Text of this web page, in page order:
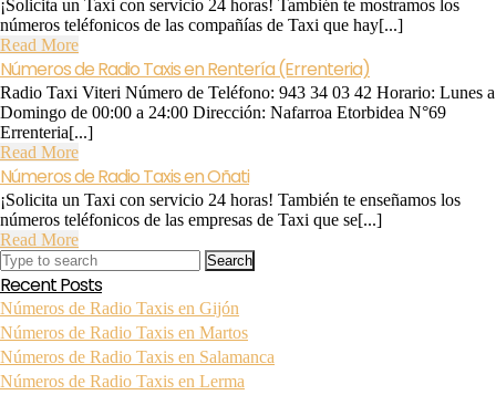
¡Solicita un Taxi con servicio 24 horas! También te mostramos los
números teléfonicos de las compañías de Taxi que hay[...]
Read MoreRead
More
Números de Radio Taxis en Rentería (Errenteria)
Radio Taxi Viteri Número de Teléfono: 943 34 03 42 Horario: Lunes a
Domingo de 00:00 a 24:00 Dirección: Nafarroa Etorbidea N°69
Errenteria[...]
Read MoreRead
More
Números de Radio Taxis en Oñati
¡Solicita un Taxi con servicio 24 horas! También te enseñamos los
números teléfonicos de las empresas de Taxi que se[...]
Read MoreRead
More
Search
for:
Recent Posts
Números de Radio Taxis en Gijón
Números de Radio Taxis en Martos
Números de Radio Taxis en Salamanca
Números de Radio Taxis en Lerma